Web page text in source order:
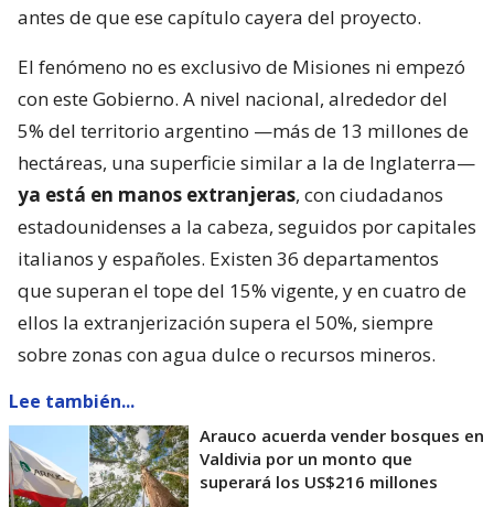
antes de que ese capítulo cayera del proyecto.
El fenómeno no es exclusivo de Misiones ni empezó
con este Gobierno. A nivel nacional, alrededor del
5% del territorio argentino —más de 13 millones de
hectáreas, una superficie similar a la de Inglaterra—
ya está en manos extranjeras, con ciudadanos
estadounidenses a la cabeza, seguidos por capitales
italianos y españoles. Existen 36 departamentos
que superan el tope del 15% vigente, y en cuatro de
ellos la extranjerización supera el 50%, siempre
sobre zonas con agua dulce o recursos mineros.
Lee también...
Arauco acuerda vender bosques en
Valdivia por un monto que
superará los US$216 millones